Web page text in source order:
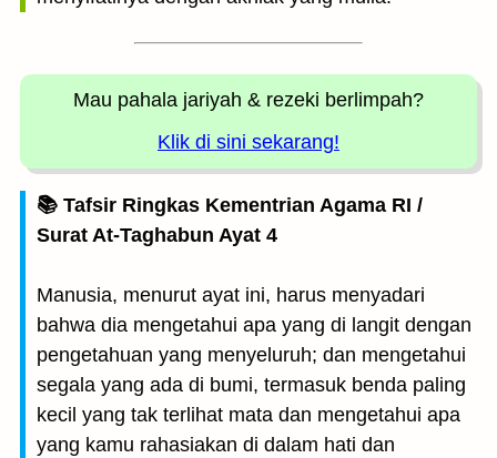
Mau pahala jariyah & rezeki berlimpah?
Klik di sini sekarang!
📚 Tafsir Ringkas Kementrian Agama RI /
Surat At-Taghabun Ayat 4
Manusia, menurut ayat ini, harus menyadari
bahwa dia mengetahui apa yang di langit dengan
pengetahuan yang menyeluruh; dan mengetahui
segala yang ada di bumi, termasuk benda paling
kecil yang tak terlihat mata dan mengetahui apa
yang kamu rahasiakan di dalam hati dan